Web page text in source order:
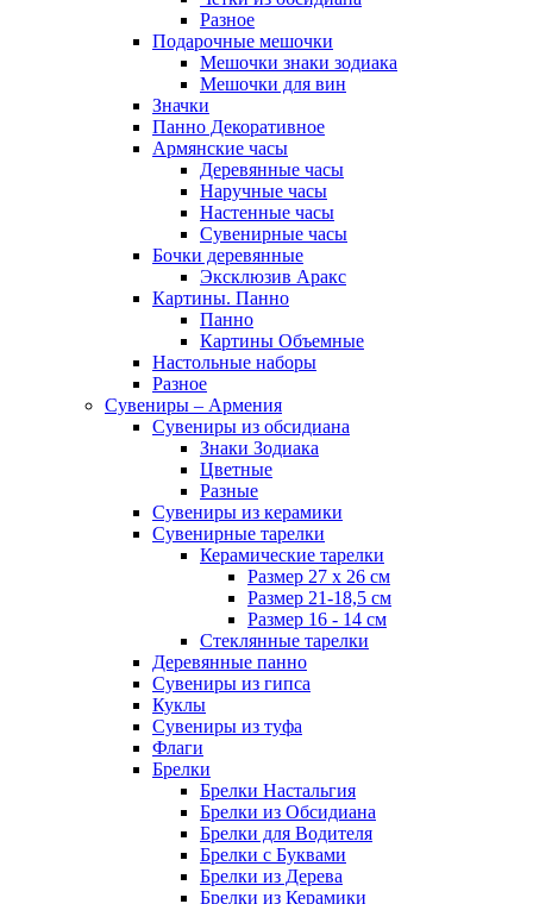
Разное
Подарочные мешочки
Мешочки знаки зодиака
Мешочки для вин
Значки
Панно Декоративное
Армянские часы
Деревянные часы
Наручные часы
Настенные часы
Сувенирные часы
Бочки деревянные
Эксклюзив Аракс
Картины. Панно
Панно
Картины Объемные
Настольные наборы
Разное
Сувениры – Армения
Сувениры из обсидиана
Знаки Зодиака
Цветные
Разные
Сувениры из керамики
Сувенирные тарелки
Керамические тарелки
Размер 27 х 26 см
Размер 21-18,5 см
Размер 16 - 14 см
Стеклянные тарелки
Деревянные панно
Сувениры из гипса
Куклы
Сувениры из туфа
Флаги
Брелки
Брелки Настальгия
Брелки из Обсидиана
Брелки для Водителя
Брелки с Буквами
Брелки из Дерева
Брелки из Керамики